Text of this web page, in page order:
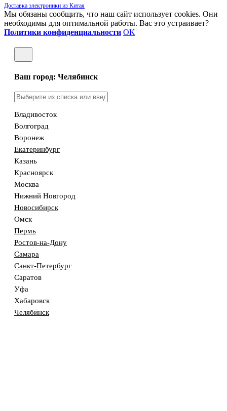
Доставка электроники из Китая
Мы обязаны сообщить, что наш сайт использует cookies. Они
необходимы для оптимальной работы. Вас это устраивает?
Политики конфиденциальности OK
Ваш город: Челябинск
Владивосток
Волгоград
Воронеж
Екатеринбург
Казань
Красноярск
Москва
Нижний Новгород
Новосибирск
Омск
Пермь
Ростов-на-Дону
Самара
Санкт-Петербург
Саратов
Уфа
Хабаровск
Челябинск